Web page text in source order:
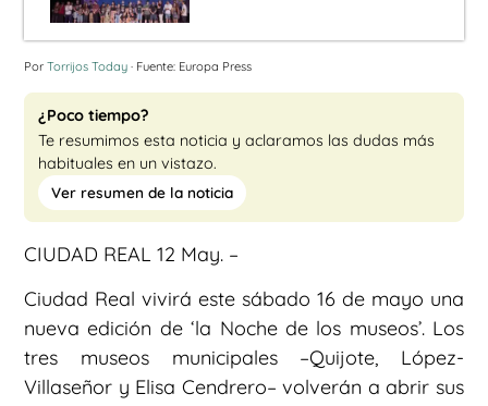
Por Torrijos Today · Fuente: Europa Press
¿Poco tiempo?
Te resumimos esta noticia y aclaramos las dudas más
habituales en un vistazo.
Ver resumen de la noticia
CIUDAD REAL 12 May. –
Ciudad Real vivirá este sábado 16 de mayo una
nueva edición de ‘la Noche de los museos’. Los
tres museos municipales –Quijote, López-
Villaseñor y Elisa Cendrero– volverán a abrir sus